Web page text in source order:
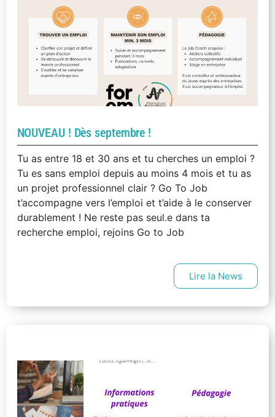
NOUVEAU ! Dès septembre !
Tu as entre 18 et 30 ans et tu cherches un emploi ?
Tu es sans emploi depuis au moins 4 mois et tu as
un projet professionnel clair ? Go To Job
t’accompagne vers l’emploi et t’aide à le conserver
durablement ! Ne reste pas seul.e dans ta
recherche emploi, rejoins Go to Job
Lire la News